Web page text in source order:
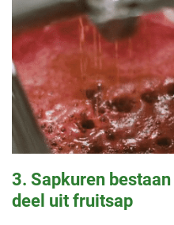
3. Sapkuren
deel uit fruitsap